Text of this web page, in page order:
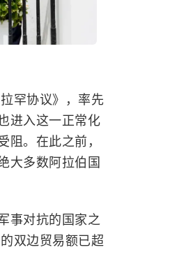
罕协议》，率先
进入这一正常化
。在此之前，
大多数阿拉伯国
事对抗的国家之
双边贸易额已超